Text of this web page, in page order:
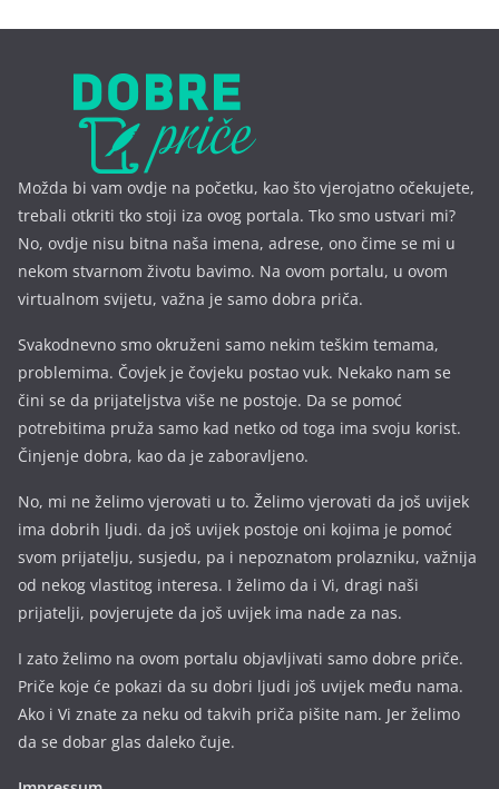
Možda bi vam ovdje na početku, kao što vjerojatno očekujete,
trebali otkriti tko stoji iza ovog portala. Tko smo ustvari mi?
No, ovdje nisu bitna naša imena, adrese, ono čime se mi u
nekom stvarnom životu bavimo. Na ovom portalu, u ovom
virtualnom svijetu, važna je samo dobra priča.
Svakodnevno smo okruženi samo nekim teškim temama,
problemima. Čovjek je čovjeku postao vuk. Nekako nam se
čini se da prijateljstva više ne postoje. Da se pomoć
potrebitima pruža samo kad netko od toga ima svoju korist.
Činjenje dobra, kao da je zaboravljeno.
No, mi ne želimo vjerovati u to. Želimo vjerovati da još uvijek
ima dobrih ljudi. da još uvijek postoje oni kojima je pomoć
svom prijatelju, susjedu, pa i nepoznatom prolazniku, važnija
od nekog vlastitog interesa. I želimo da i Vi, dragi naši
prijatelji, povjerujete da još uvijek ima nade za nas.
I zato želimo na ovom portalu objavljivati samo dobre priče.
Priče koje će pokazi da su dobri ljudi još uvijek među nama.
Ako i Vi znate za neku od takvih priča pišite nam. Jer želimo
da se dobar glas daleko čuje.